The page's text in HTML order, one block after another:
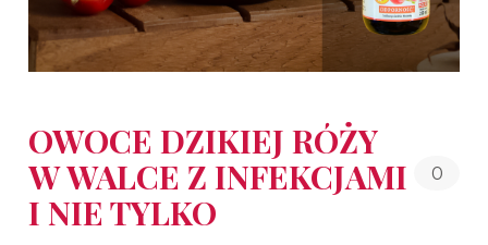
OWOCE DZIKIEJ RÓŻY
W WALCE Z INFEKCJAMI
I NIE TYLKO
0